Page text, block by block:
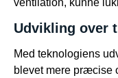
ventilation, kunne
Udvikling over
Med teknologiens
blevet mere præcise